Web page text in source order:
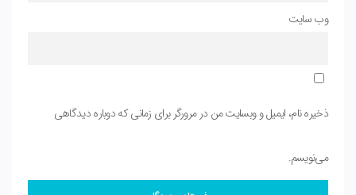
وب‌ سایت
ذخیره نام، ایمیل و وبسایت من در مرورگر برای زمانی که دوباره دیدگاهی
می‌نویسم.